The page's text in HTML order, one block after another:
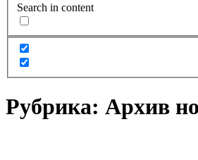
Search in content
Рубрика: Архив